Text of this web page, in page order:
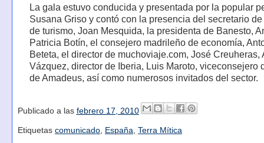
La gala estuvo conducida y presentada por la popular
Susana Griso y contó con la presencia del secretario
de turismo, Joan Mesquida, la presidenta de Banesto,
Patricia Botín, el consejero madrileño de economía,
Beteta, el director de muchoviaje.com, José Creuheras,
Vázquez, director de Iberia, Luis Maroto, viceconsejero
de Amadeus, así como numerosos invitados del sector.
Publicado a las febrero 17, 2010
Etiquetas comunicado, España, Terra Mítica